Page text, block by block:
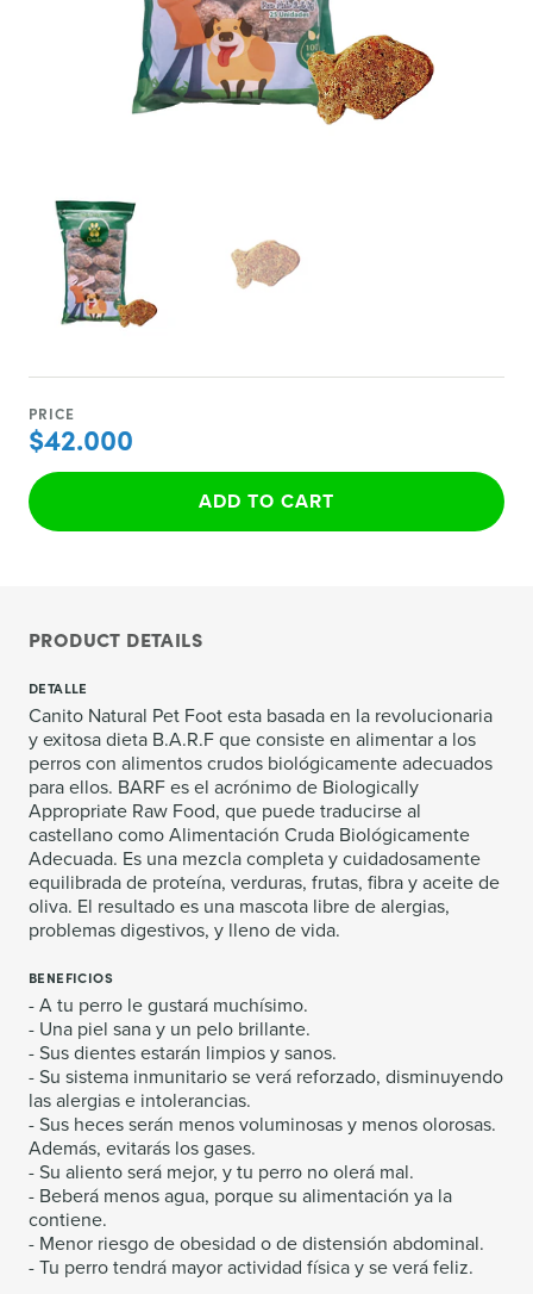
PRICE
$42.000
ADD TO CART
PRODUCT DETAILS
DETALLE
Canito Natural Pet Foot esta basada en la revolucionaria
y exitosa dieta B.A.R.F que consiste en alimentar a los
perros con alimentos crudos biológicamente adecuados
para ellos. BARF es el acrónimo de Biologically
Appropriate Raw Food, que puede traducirse al
castellano como Alimentación Cruda Biológicamente
Adecuada. Es una mezcla completa y cuidadosamente
equilibrada de proteína, verduras, frutas, fibra y aceite de
oliva. El resultado es una mascota libre de alergias,
problemas digestivos, y lleno de vida.
BENEFICIOS
- A tu perro le gustará muchísimo.
- Una piel sana y un pelo brillante.
- Sus dientes estarán limpios y sanos.
- Su sistema inmunitario se verá reforzado, disminuyendo
las alergias e intolerancias.
- Sus heces serán menos voluminosas y menos olorosas.
Además, evitarás los gases.
- Su aliento será mejor, y tu perro no olerá mal.
- Beberá menos agua, porque su alimentación ya la
contiene.
- Menor riesgo de obesidad o de distensión abdominal.
- Tu perro tendrá mayor actividad física y se verá feliz.